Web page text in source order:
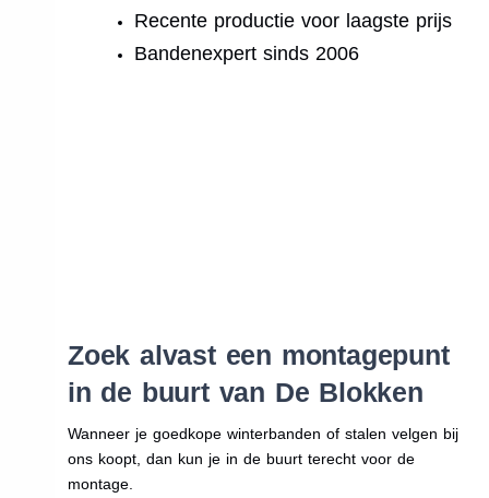
Recente productie voor laagste prijs
Bandenexpert sinds 2006
Zoek alvast een montagepunt
in de buurt van De Blokken
Wanneer je goedkope winterbanden of stalen velgen bij
ons koopt, dan kun je in de buurt terecht voor de
montage.